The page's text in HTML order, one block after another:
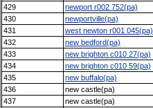
429
newport r002 752(pa)
430
newportville(pa)
431
west newton r001 045(pa)
432
new bedford(pa)
433
new brighton c010 27(pa)
434
new brighton c010 59(pa)
435
new buffalo(pa)
436
new castle(pa)
437
new castle(pa)